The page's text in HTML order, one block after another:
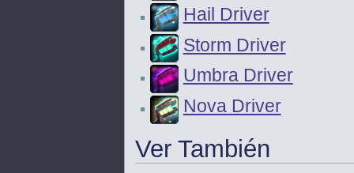
Hail Driver
Storm Driver
Umbra Driver
Nova Driver
Ver También